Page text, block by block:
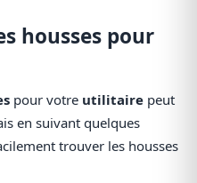
housses pour
pour votre utilitaire peut
en suivant quelques
trouver les housses